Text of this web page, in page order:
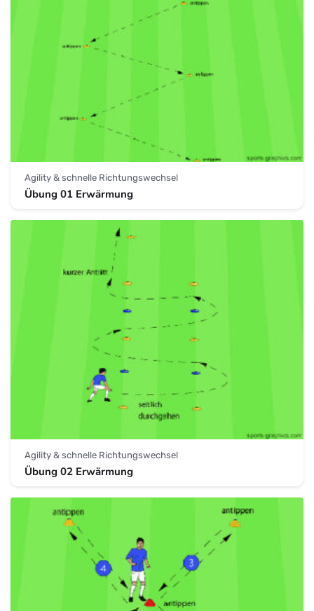
Agility & schnelle Richtungswechsel
Übung 01 Erwärmung
Agility & schnelle Richtungswechsel
Übung 02 Erwärmung